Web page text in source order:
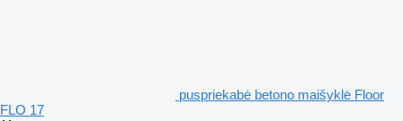
puspriekabė betono maišyklė Floor
FLO 17